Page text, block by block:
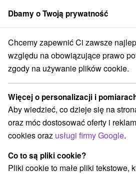
członek grupySorger
na prenájom Stredné Slovensko
Chaty na prenájom
Michal
Kategorie
Wszystkie kategorie
Apartmány
Chaty na prenájom(3)
Dbamy o Twoją prywatność
Chcemy zapewnić Ci zawsze
względu na obowiązujące prawo
zgody na używanie plików cookie.
Więcej o personalizacji i
Aby wiedzieć, co dzieje się na
oraz móc dostosować oferty i
cookies oraz usługi firmy Google.
Co to są pliki cookie?
Pliki cookie to małe pliki tekstowe,